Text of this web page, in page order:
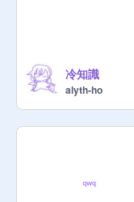
冷知識
alyth-ho